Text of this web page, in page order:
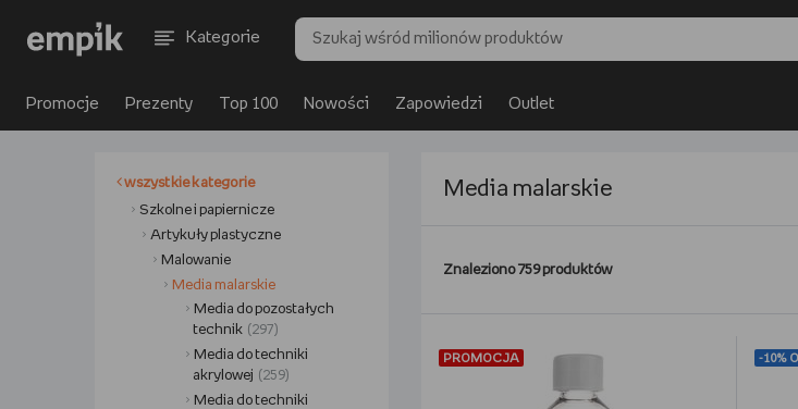
Kategorie
Promocje Prezenty Top 100 Nowości Zapowiedzi Outlet
wszystkie kategorie
Szkolne i papiernicze
Artykuły plastyczne
Malowanie
Media malarskie
Media do pozostałych
technik (297)
Media do techniki
akrylowej
(259)
Media do techniki
Media malarskie
Znaleziono 759 produktów
PROMOCJA -10%